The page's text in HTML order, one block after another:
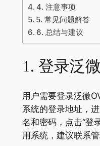
4. 注意事项
5. 常见问题解答
6. 总结与建议
1. 登录泛
用户需要登录泛微
系统的登录地址，
名和密码，点击“登
用系统，建议联系